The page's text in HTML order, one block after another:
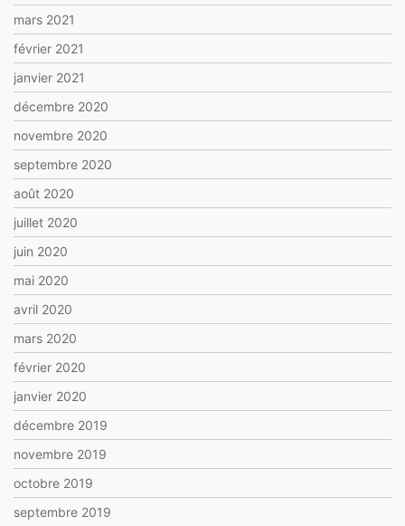
mars 2021
février 2021
janvier 2021
décembre 2020
novembre 2020
septembre 2020
août 2020
juillet 2020
juin 2020
mai 2020
avril 2020
mars 2020
février 2020
janvier 2020
décembre 2019
novembre 2019
octobre 2019
septembre 2019